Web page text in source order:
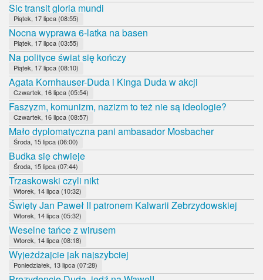
Sic transit gloria mundi
Piątek, 17 lipca (08:55)
Nocna wyprawa 6-latka na basen
Piątek, 17 lipca (03:55)
Na polityce świat się kończy
Piątek, 17 lipca (08:10)
Agata Kornhauser-Duda i Kinga Duda w akcji
Czwartek, 16 lipca (05:54)
Faszyzm, komunizm, nazizm to też nie są ideologie?
Czwartek, 16 lipca (08:57)
Mało dyplomatyczna pani ambasador Mosbacher
Środa, 15 lipca (06:00)
Budka się chwieje
Środa, 15 lipca (07:44)
Trzaskowski czyli nikt
Wtorek, 14 lipca (10:32)
Święty Jan Paweł II patronem Kalwarii Zebrzydowskiej
Wtorek, 14 lipca (05:32)
Weselne tańce z wirusem
Wtorek, 14 lipca (08:18)
Wyjeżdżajcie jak najszybciej
Poniedziałek, 13 lipca (07:28)